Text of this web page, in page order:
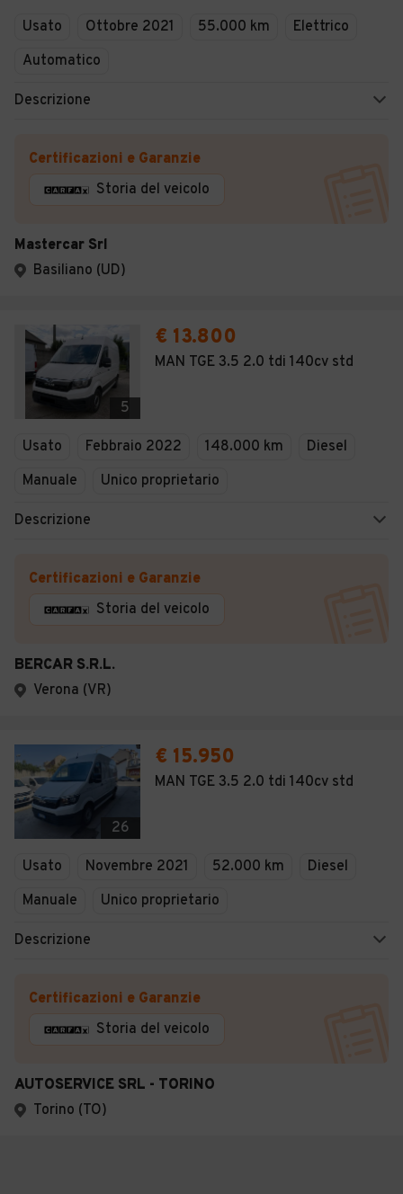
Usato Ottobre 2021 55.000 km
Elettrico
Automatico
Descrizione
Certificazioni e Garanzie
Storia del veicolo
Mastercar Srl
Basiliano (UD)
5
€ 13.800
MAN TGE 3.5 2.0 tdi 140cv std
Usato Febbraio 2022 148.000 km
Diesel
Manuale
Unico proprietario
Descrizione
Certificazioni e Garanzie
Storia del veicolo
BERCAR S.R.L.
Verona (VR)
26
€ 15.950
MAN TGE 3.5 2.0 tdi 140cv std
Usato Novembre 2021 52.000 km
Diesel
Manuale
Unico proprietario
Descrizione
Certificazioni e Garanzie
Storia del veicolo
AUTOSERVICE SRL - TORINO
Torino (TO)